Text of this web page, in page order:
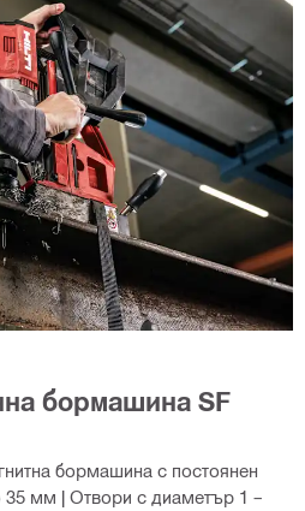
бормашина SF
бормашина с постоянен
35 мм | Отвори с диаметър 1 –